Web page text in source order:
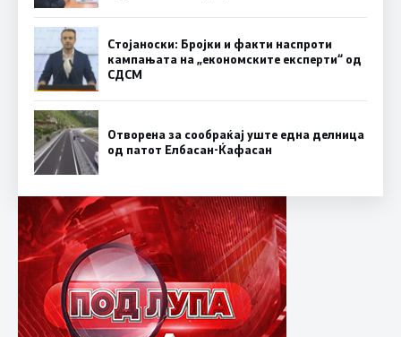
Стојаноски: Бројки и факти наспроти
кампањата на „економските експерти“ од
СДСM
Отворена за сообраќај уште една делница
од патот Елбасан-Ќафасан